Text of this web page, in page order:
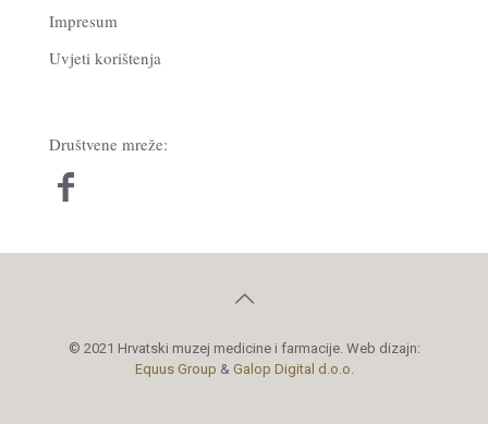
Impresum
Uvjeti korištenja
Društvene mreže:
© 2021 Hrvatski muzej medicine i farmacije. Web dizajn:
Equus Group & Galop Digital d.o.o.